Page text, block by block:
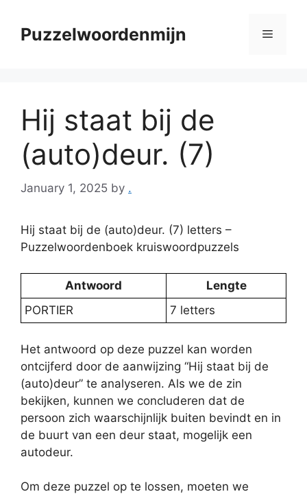
contentPuzzelwoordenmijn Menu
Hij staat bij de
(auto)deur. (7)
January 1, 2025 by .
Hij staat bij de (auto)deur. (7) letters –
Puzzelwoordenboek kruiswoordpuzzels
Antwoord
Lengte
PORTIER
7 letters
Het antwoord op deze puzzel kan worden
ontcijferd door de aanwijzing “Hij staat bij de
(auto)deur” te analyseren. Als we de zin
bekijken, kunnen we concluderen dat de
persoon zich waarschijnlijk buiten bevindt en in
de buurt van een deur staat, mogelijk een
autodeur.
Om deze puzzel op te lossen, moeten we